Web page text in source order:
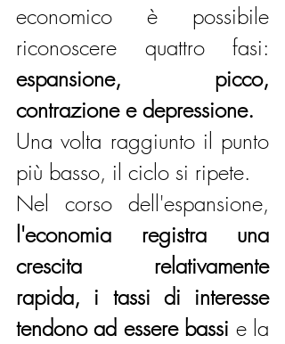
economico è possibile
riconoscere quattro fasi:
espansione, picco,
contrazione e depressione.
Una volta raggiunto il punto
più basso, il ciclo si ripete.
l'economia registra una
crescita relativamente
rapida, i tassi di interesse
tendono ad essere bassi e la